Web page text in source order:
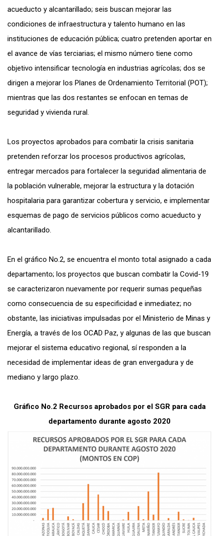
acueducto y alcantarillado; seis buscan mejorar las
condiciones de infraestructura y talento humano en las
instituciones de educación pública; cuatro pretenden aportar en
el avance de vías terciarias; el mismo número tiene como
objetivo intensificar tecnología en industrias agrícolas; dos se
dirigen a mejorar los Planes de Ordenamiento Territorial (POT);
mientras que las dos restantes se enfocan en temas de
seguridad y vivienda rural.
Los proyectos aprobados para combatir la crisis sanitaria
pretenden reforzar los procesos productivos agrícolas,
entregar mercados para fortalecer la seguridad alimentaria de
la población vulnerable, mejorar la estructura y la dotación
hospitalaria para garantizar cobertura y servicio, e implementar
esquemas de pago de servicios públicos como acueducto y
alcantarillado.
En el gráfico No.2, se encuentra el monto total asignado a cada
departamento; los proyectos que buscan combatir la Covid-19
se caracterizaron nuevamente por requerir sumas pequeñas
como consecuencia de su especificidad e inmediatez; no
obstante, las iniciativas impulsadas por el Ministerio de Minas y
Energía, a través de los OCAD Paz, y algunas de las que buscan
mejorar el sistema educativo regional, sí responden a la
necesidad de implementar ideas de gran envergadura y de
mediano y largo plazo.
Gráfico No.2 Recursos aprobados por el SGR para cada
departamento durante agosto 2020